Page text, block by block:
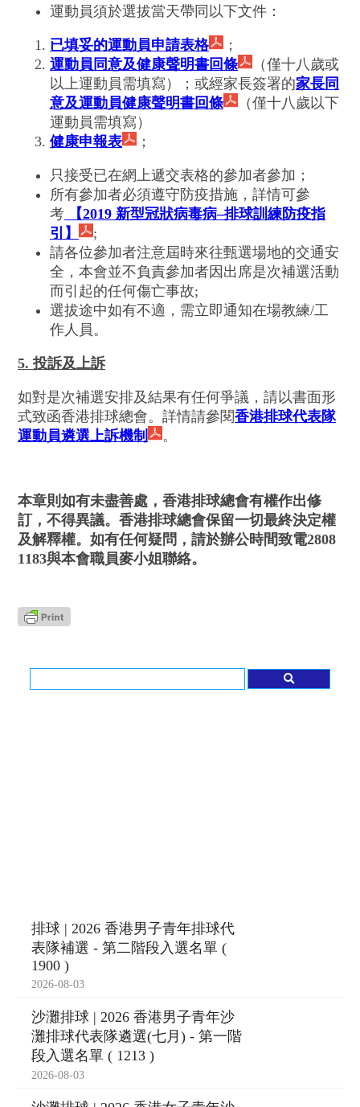
運動員須於選拔當天帶同以下文件：
已填妥的運動員申請表格
；
運動員同意及健康聲明書回條
（僅十八歲或
以上運動員需填寫）；或經家長簽署的家長同
意及運動員健康聲明書回條
（僅十八歲以下
運動員需填寫）
健康申報表
；
只接受已在網上遞交表格的參加者參加；
所有參加者必須遵守防疫措施，詳情可參
考
【2019 新型冠狀病毒病–排球訓練防疫指
引】
;
請各位參加者注意屆時來往甄選場地的交通安
全，本會並不負責參加者因出席是次補選活動
而引起的任何傷亡事故;
選拔途中如有不適，需立即通知在場教練/工
作人員。
5. 投訴及上訴
如對是次補選安排及結果有任何爭議，請以書面形
式致函香港排球總會。詳情請參閱香港排球代表隊
運動員遴選上訴機制
。
本章則如有未盡善處，香港排球總會有權作出修
訂，不得異議。香港排球總會保留一切最終決定權
及解釋權。如有任何疑問，請於辦公時間致電2808
1183與本會職員麥小姐聯絡。
排球 | 2026 香港男子青年排球代
表隊補選 - 第二階段入選名單 (
1900 )
2026-08-03
沙灘排球 | 2026 香港男子青年沙
灘排球代表隊遴選(七月) - 第一階
段入選名單 ( 1213 )
2026-08-03